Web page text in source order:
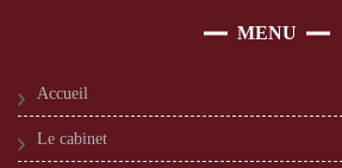
MENU
Accueil
Le cabinet